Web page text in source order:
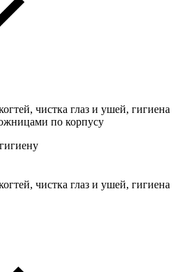
чистка глаз и ушей, гигиена
по корпусу
чистка глаз и ушей, гигиена